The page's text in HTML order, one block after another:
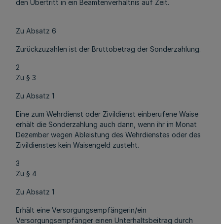
den Übertritt in ein Beamtenverhältnis auf Zeit.
Zu Absatz 6
Zurückzuzahlen ist der Bruttobetrag der Sonderzahlung.
2
Zu § 3
Zu Absatz 1
Eine zum Wehrdienst oder Zivildienst einberufene Waise
erhält die Sonderzahlung auch dann, wenn ihr im Monat
Dezember wegen Ableistung des Wehrdienstes oder des
Zivildienstes kein Waisengeld zusteht.
3
Zu § 4
Zu Absatz 1
Erhält eine Versorgungsempfängerin/ein
Versorgungsempfänger einen Unterhaltsbeitrag durch